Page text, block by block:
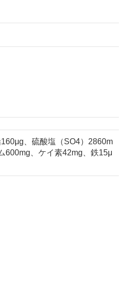
、硫酸塩（SO4）2860m
600mg、ケイ素42mg、鉄15μ